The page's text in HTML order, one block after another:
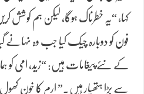
کہا، “یہ خطرناک ہوگا، لیکن ہم
فون کو دوبارہ چیک کیا جب وہ نہانے
کے نئے پیغامات ہیں: “زید، امی کو
سے بڑا ہتھیار ہیں۔” ارم کا خون